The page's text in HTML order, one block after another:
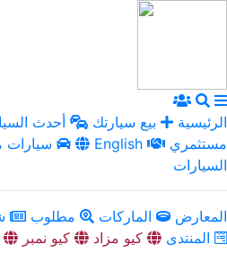
الرئيسية بيع سيارتك أحدث
سيارات
English
السيارات
المعارض الماركات مطلوب
المنتدى
كيو مزاد كيو نمبر